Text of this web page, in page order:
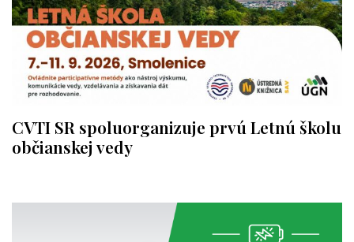
CVTI SR spoluorganizuje prvú Letnú školu
občianskej vedy